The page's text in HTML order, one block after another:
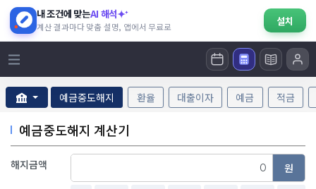
내 조건에 맞는AI 해석
계산 결과마다 맞춤 설명, 앱에서 무료로 설치
예금중도해지 환율 대출이자 예금 적금
예금중도해지 계산기
해지금액 원